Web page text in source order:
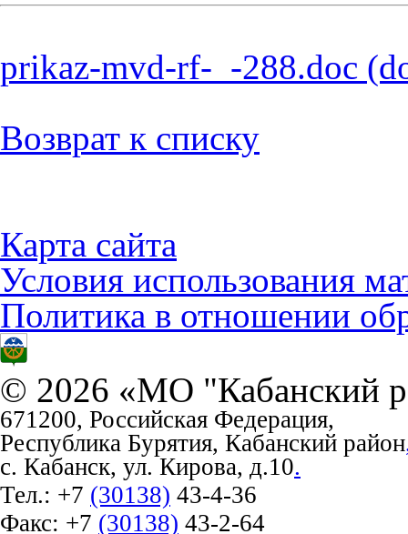
prikaz-mvd-rf-_-288.doc
Возврат к списку
Карта сайта
Условия использования
Политика в отношении
© 2026 «МО "Кабанский
671200, Российская Федерация,
Республика Бурятия, Кабанский район
с. Кабанск, ул. Кирова, д.10.
Тел.: +7 (30138) 43-4-36
Факс: +7 (30138) 43-2-64